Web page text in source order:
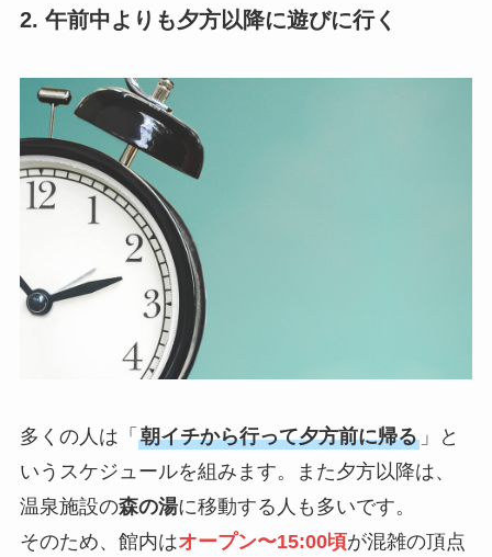
2. 午前中よりも夕方以降に遊びに行く
多くの人は「 朝イチから行って夕方前に帰る」と
いうスケジュールを組みます。また夕方以降は、
温泉施設の森の湯に移動する人も多いです。
そのため、館内はオープン〜15:00頃が混雑の頂点